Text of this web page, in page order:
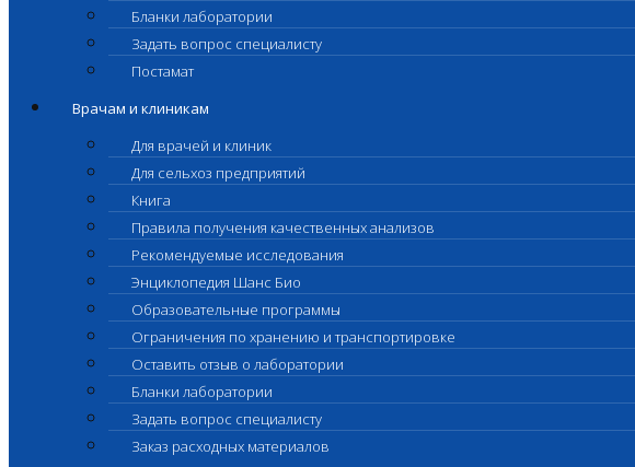
Бланки лаборатории
Задать вопрос специалисту
Постамат
Врачам и клиникам
Для врачей и клиник
Для сельхоз предприятий
Книга
Правила получения качественных анализов
Рекомендуемые исследования
Энциклопедия Шанс Био
Образовательные программы
Ограничения по хранению и транспортировке
Оставить отзыв о лаборатории
Бланки лаборатории
Задать вопрос специалисту
Заказ расходных материалов